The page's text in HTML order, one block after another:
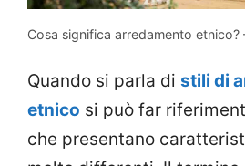
Cosa significa arredamento etnico?
Quando si parla di stili di
etnico si può far
che presentano